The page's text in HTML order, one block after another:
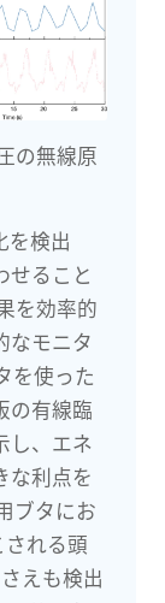
の無線原
を検出
せること
を効率的
なモニタ
を使った
の有線臨
し、エネ
な利点を
ブタにお
れる頭
えも検出